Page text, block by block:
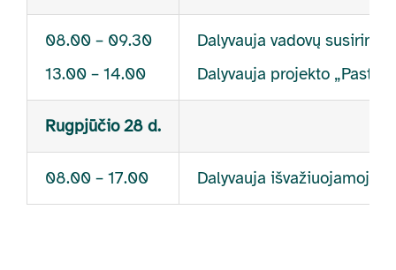
08.00 – 09.30
13.00 – 14.00
Dalyvauja vadovų
Dalyvauja projekto
Rugpjūčio 28 d.
08.00 – 17.00 Dalyvauja